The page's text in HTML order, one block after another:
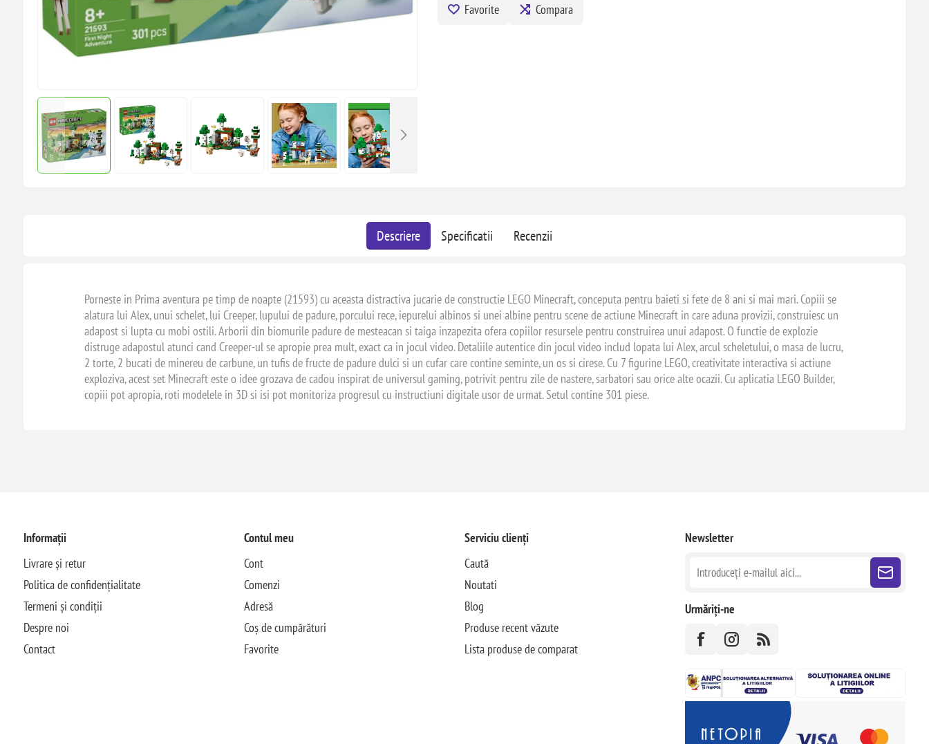
Favorite Compara
Descriere Specificatii Recenzii
Porneste in Prima aventura pe timp de noapte (21593) cu aceasta distractiva jucarie de constructie LEGO Minecraft, conceputa pentru baieti si fete de 8 ani si mai mari. Copiii se
alatura lui Alex, unui schelet, lui Creeper, lupului de padure, porcului rece, iepurelui albinos si unei albine pentru scene de actiune Minecraft in care aduna provizii, construiesc un
adapost si lupta cu mobi ostili. Arborii din biomurile padure de mesteacan si taiga inzapezita ofera copiilor resursele pentru construirea unui adapost. O functie de explozie
distruge adapostul atunci cand Creeper-ul se apropie prea mult, exact ca in jocul video. Detaliile autentice din jocul video includ lopata lui Alex, arcul scheletului, o masa de lucru,
2 torte, 2 bucati de minereu de carbune, un tufis de fructe de padure dulci si un cufar care contine seminte, un os si cirese. Cu 7 figurine LEGO, creativitate interactiva si actiune
exploziva, acest set Minecraft este o idee grozava de cadou inspirat de universul gaming, potrivit pentru zile de nastere, sarbatori sau orice alte ocazii. Cu aplicatia LEGO Builder,
copiii pot apropia, roti modelele in 3D si isi pot monitoriza progresul cu instructiuni digitale usor de urmat. Setul contine 301 piese.
Informații
Livrare și retur
Politica de confidențialitate
Termeni și condiții
Despre noi
Contact
Contul meu
Cont
Comenzi
Adresă
Coș de cumpărături
Favorite
Serviciu clienți
Caută
Noutati
Blog
Produse recent văzute
Lista produse de comparat
Newsletter
Urmăriți-ne